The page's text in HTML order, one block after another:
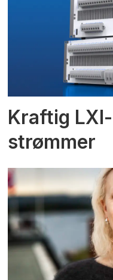
Kraftig
strømmer